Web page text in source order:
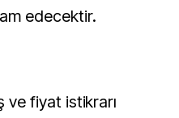
edecektir.
ve fiyat istikrarı